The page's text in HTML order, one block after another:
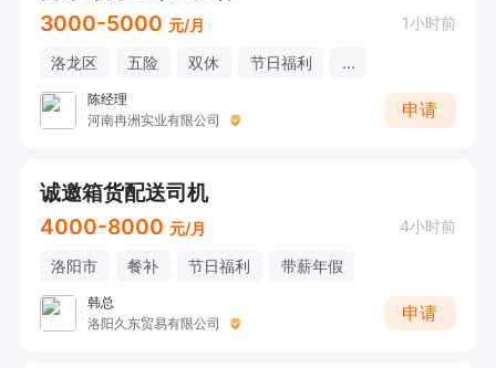
3000-5000 元/月 1小时前
洛龙区 五险 双休 节日福利 ...
陈经理
河南冉洲实业有限公司
申请
诚邀箱货配送司机
4000-8000 元/月 4小时前
洛阳市 餐补 节日福利 带薪年假
韩总
洛阳久东贸易有限公司
申请